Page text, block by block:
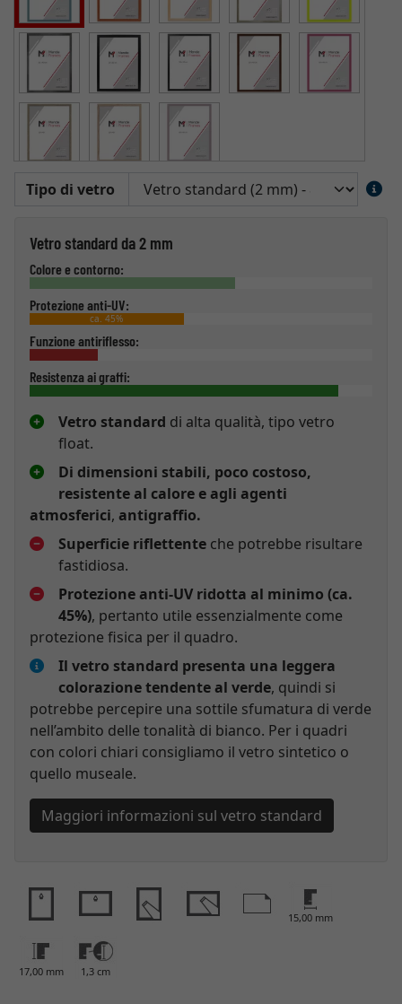
Tipo di vetro
Vetro standard da 2 mm
Colore e contorno:
Protezione anti-UV:
ca. 45%
Funzione antiriflesso:
Resistenza ai graffi:
Vetro standard di alta qualità, tipo vetro
float.
Di dimensioni stabili, poco costoso,
resistente al calore e agli agenti
atmosferici, antigraffio.
Superficie riflettente che potrebbe risultare
fastidiosa.
Protezione anti-UV ridotta al minimo (ca.
45%), pertanto utile essenzialmente come
protezione fisica per il quadro.
Il vetro standard presenta una leggera
colorazione tendente al verde, quindi si
potrebbe percepire una sottile sfumatura di verde
nell’ambito delle tonalità di bianco. Per i quadri
con colori chiari consigliamo il vetro sintetico o
quello museale.
Maggiori informazioni sul vetro standard
15,00 mm
17,00 mm 1,3 cm